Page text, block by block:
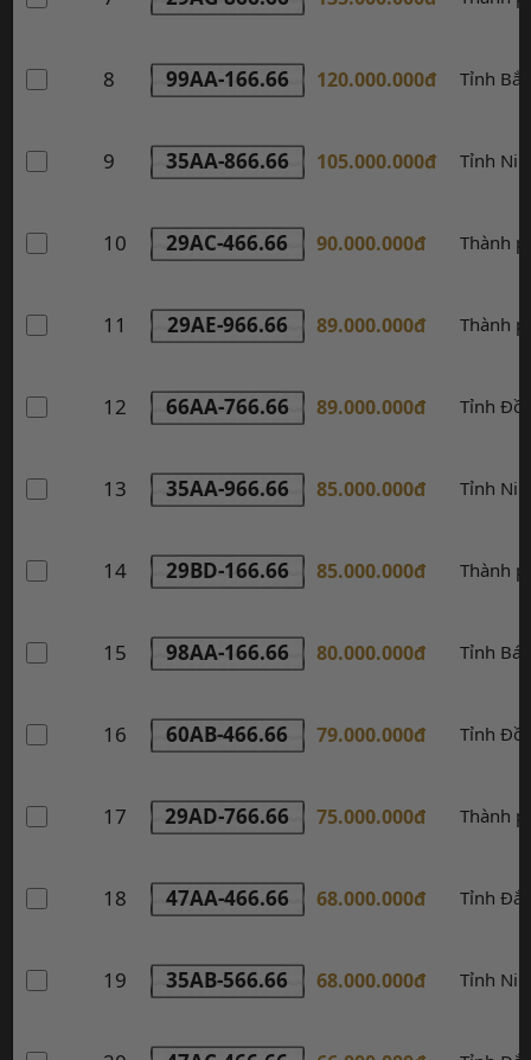
8 99AA-166.66 120.000.000đ Tỉnh
9 35AA-866.66 105.000.000đ Tỉnh
10 29AC-466.66 90.000.000đ Thành
11 29AE-966.66 89.000.000đ Thành
12 66AA-766.66 89.000.000đ Tỉnh
13 35AA-966.66 85.000.000đ Tỉnh
14 29BD-166.66 85.000.000đ Thành
15 98AA-166.66 80.000.000đ Tỉnh
16 60AB-466.66 79.000.000đ Tỉnh
17 29AD-766.66 75.000.000đ Thành
18 47AA-466.66 68.000.000đ Tỉnh
19 35AB-566.66 68.000.000đ Tỉnh